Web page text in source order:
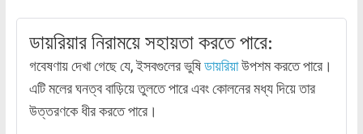
ডায়রিয়ার নিরাময়ে সহায়তা করতে পারে:
গবেষণায় দেখা গেছে যে, ইসবগুলের ভুষিডায়রিয়াউপশম করতে পারে।
এটি মলের ঘনত্ব বাড়িয়ে তুলতে পারে এবং কোলনের মধ্য দিয়ে তার
উত্তরণকে ধীর করতে পারে।